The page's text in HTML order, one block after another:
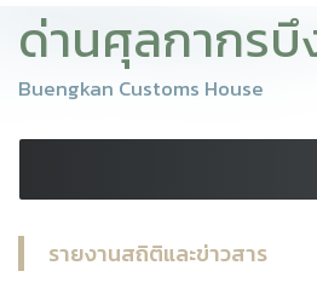
ด่านศุลกากร
Buengkan Customs House
รายงานสถิติและข่าวสาร